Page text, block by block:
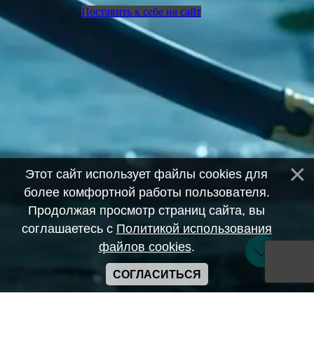
Поставить к себе на сайт
Этот сайт использует файлы cookies для
более комфортной работы пользователя.
Продолжая просмотр страниц сайта, вы
соглашаетесь с Политикой использования
файлов cookies.
СОГЛАСИТЬСЯ